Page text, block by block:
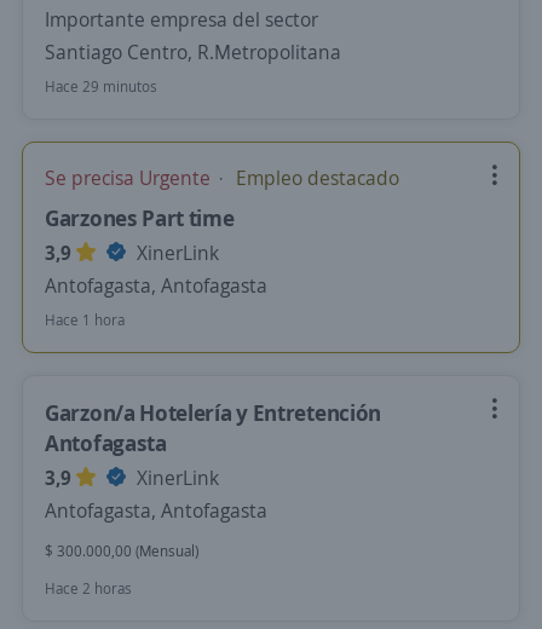
Importante empresa del sector
Santiago Centro, R.Metropolitana
Hace 29 minutos
Se precisa Urgente Empleo destacado
Garzones Part time
3,9
XinerLink
Antofagasta, Antofagasta
Hace 1 hora
Garzon/a Hotelería y Entretención
Antofagasta
3,9
XinerLink
Antofagasta, Antofagasta
$ 300.000,00 (Mensual)
Hace 2 horas